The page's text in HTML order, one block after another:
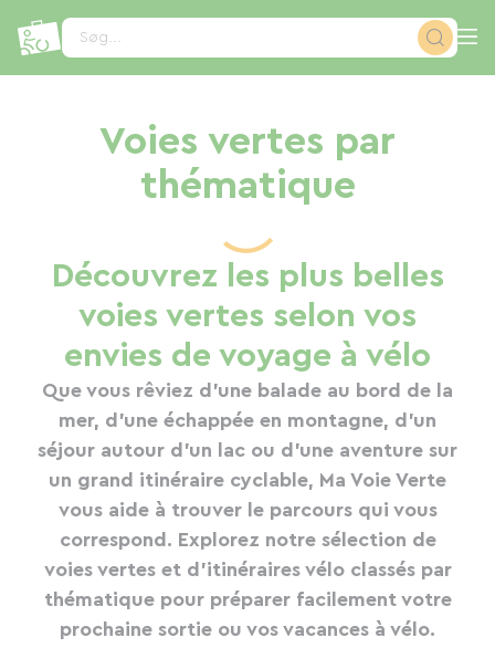
Søg...
Voies vertes par
thématique
Découvrez les plus belles
voies vertes selon vos
envies de voyage à vélo
Que vous rêviez d'une balade au bord de la
mer, d'une échappée en montagne, d'un
séjour autour d'un lac ou d'une aventure sur
un grand itinéraire cyclable, Ma Voie Verte
vous aide à trouver le parcours qui vous
correspond. Explorez notre sélection de
voies vertes et d'itinéraires vélo classés par
thématique pour préparer facilement votre
prochaine sortie ou vos vacances à vélo.
CCookie-styringspanel